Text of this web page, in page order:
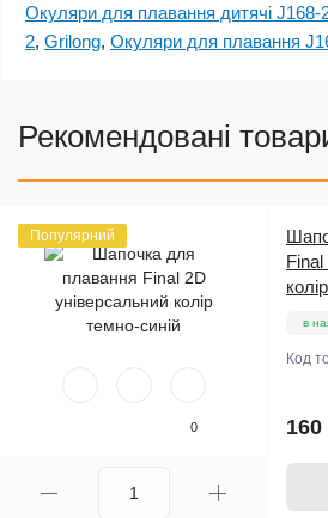
Окуляри для плавання дитячі J168-
2, Grilong, Окуляри для плавання
Рекомендовані
Популярний
0
Final
в
Код
160